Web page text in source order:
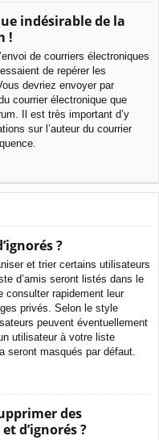
indésirable de la
!
de courriers électroniques
de repérer les
devriez envoyer par
courrier électronique que
Il est très important d’y
sur l’auteur du courrier
?
et trier certains utilisateurs
d’amis seront listés dans le
consulter rapidement leur
privés. Selon le style
peuvent éventuellement
utilisateur à votre liste
seront masqués par défaut.
des
d’ignorés ?